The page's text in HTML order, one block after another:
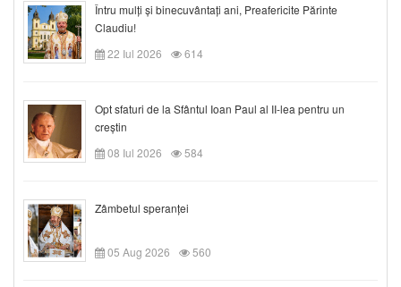
Întru mulți și binecuvântați ani, Preafericite Părinte
Claudiu!
22 Iul 2026
614
Opt sfaturi de la Sfântul Ioan Paul al II-lea pentru un
creștin
08 Iul 2026
584
Zâmbetul speranței
05 Aug 2026 560